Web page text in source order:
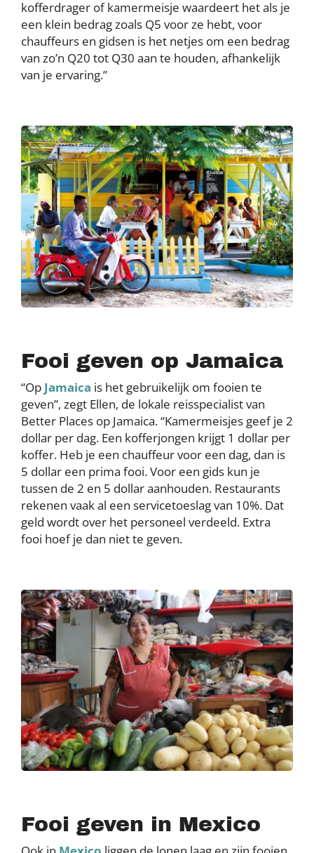
kofferdrager of kamermeisje waardeert het als je
een klein bedrag zoals Q5 voor ze hebt, voor
chauffeurs en gidsen is het netjes om een bedrag
van zo’n Q20 tot Q30 aan te houden, afhankelijk
van je ervaring.”
Fooi geven op Jamaica
“Op Jamaica is het gebruikelijk om fooien te
geven”, zegt Ellen, de lokale reisspecialist van
Better Places op Jamaica. “Kamermeisjes geef je 2
dollar per dag. Een kofferjongen krijgt 1 dollar per
koffer. Heb je een chauffeur voor een dag, dan is
5 dollar een prima fooi. Voor een gids kun je
tussen de 2 en 5 dollar aanhouden. Restaurants
rekenen vaak al een servicetoeslag van 10%. Dat
geld wordt over het personeel verdeeld. Extra
fooi hoef je dan niet te geven.
Fooi geven in Mexico